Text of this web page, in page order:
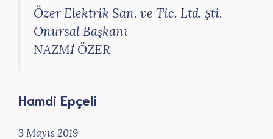
Özer Elektrik San. ve Tic. Ltd. Şti.
Onursal Başkanı
NAZMİ ÖZER
Hamdi Epçeli
3 Mayıs 2019